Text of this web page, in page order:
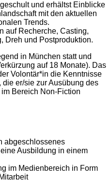
und erhältst Einblicke
mit den aktuellen
Trends.
auf Recherche, Casting,
Dreh und Postproduktion.
in München statt und
auf 18 Monate). Das
Volontär*in die Kenntnisse
er/sie zur Ausübung des
im Bereich Non-Fiction
abgeschlossenes
Ausbildung in einem
im Medienbereich in Form